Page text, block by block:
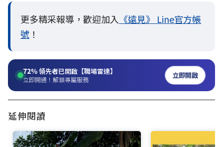
更多精采報導，歡迎加入 《遠見》 Line官方帳
號 ！
72%領先者已開啟【職場雷達】
立即開通！解鎖專屬服務 立即開啟
延伸閱讀